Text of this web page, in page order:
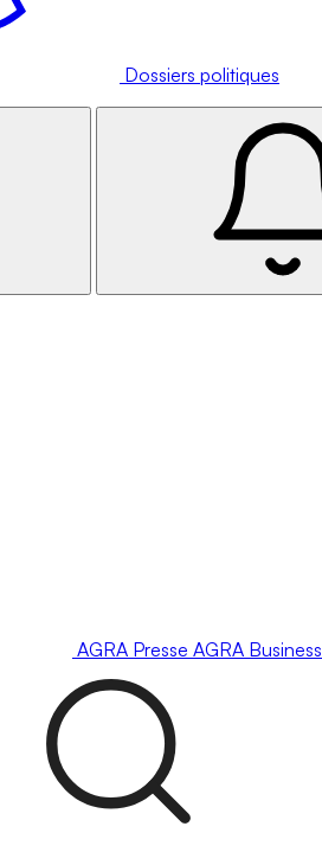
Dossiers politiques
AGRA Presse AGRA Business